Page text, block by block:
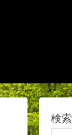
検索